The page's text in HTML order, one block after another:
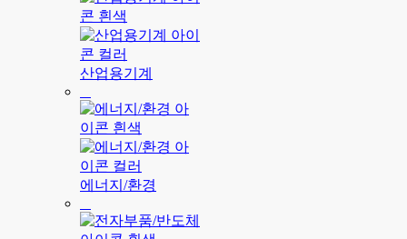
산업용기계
에너지/환경